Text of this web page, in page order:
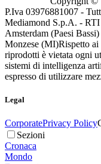
P.Iva 03976881007 -
Mediamond S.p.A. -
Amsterdam (Paesi
Monzese (MI)Rispetto ai
riprodotti è vietata ogni
sistemi di intelligenza
espresso di utilizzare
Legal
CorporatePrivacy Policy
Sezioni
Cronaca
Mondo